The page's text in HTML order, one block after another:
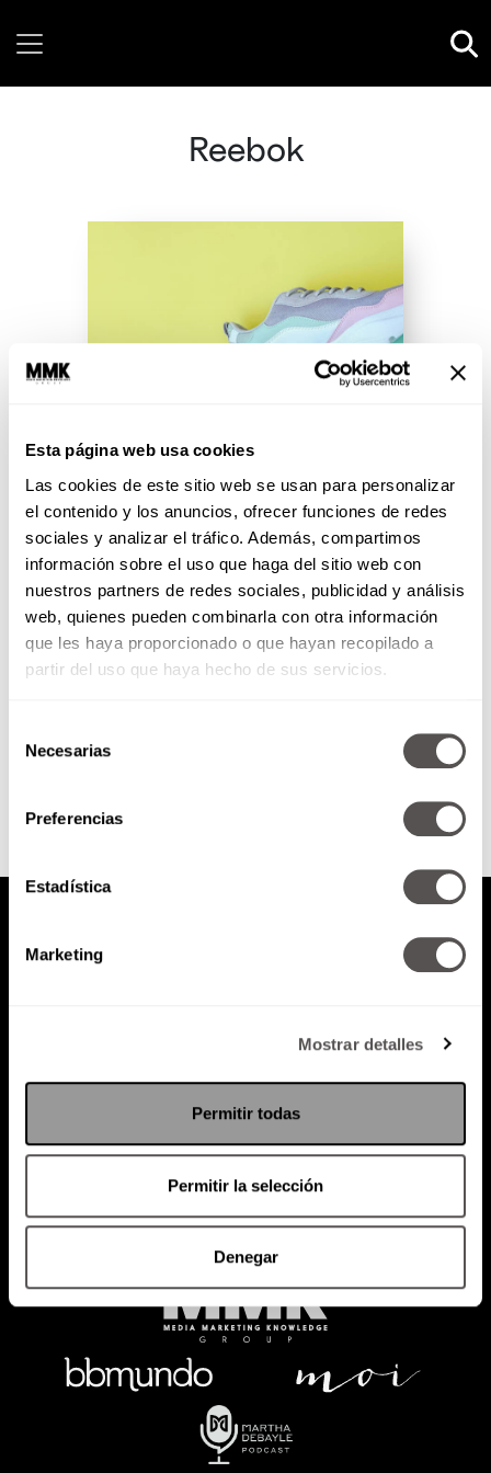
Esta página web usa cookies
Las cookies de este sitio web se usan para personalizar
el contenido y los anuncios, ofrecer funciones de redes
sociales y analizar el tráfico. Además, compartimos
información sobre el uso que haga del sitio web con
nuestros partners de redes sociales, publicidad y análisis
web, quienes pueden combinarla con otra información
que les haya proporcionado o que hayan recopilado a
partir del uso que haya hecho de sus servicios.
Necesarias
Preferencias
Estadística
Marketing
Mostrar detalles
Permitir todas
Permitir la selección
Denegar
Reebok
¿Cómo nacieron las grandes
marcas de tenis deportivos?
Les vamos a explicar todo el
cuento de cómo nacieron las
grandes marcas de tenis
deportivos: Reebok, Adidas y
Política de Privacidad
PODCAST RADIO MARTHA EVENTOS
SACA TU ID